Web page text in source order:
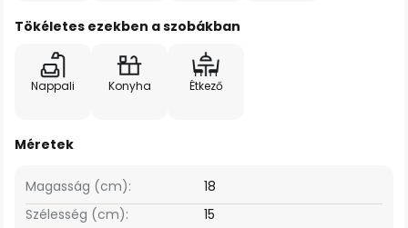
Tökéletes ezekben a szobákban
Nappali Konyha Étkező
Méretek
Szélesség (cm): 15
Magasság (cm): 18